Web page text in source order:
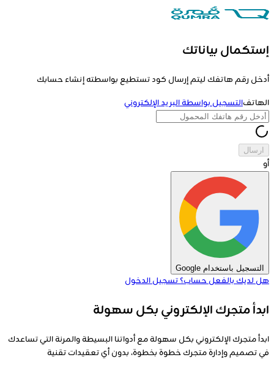
إستكمال بياناتك
أدخل رقم هاتفك ليتم إرسال كود تستطيع بواسطته إنشاء حسابك
الهاتفالتسجيل بواسطة البريد الإلكتروني
ارسال
أو
التسجيل باستخدام Google
هل لديك بالفعل حساب؟تسجيل الدخول
ابدأ متجرك الإلكتروني بكل سهولة
ابدأ متجرك الإلكتروني بكل سهولة مع أدواتنا البسيطة والمرنة التي تساعدك
في تصميم وإدارة متجرك خطوة بخطوة، بدون أي تعقيدات تقنية